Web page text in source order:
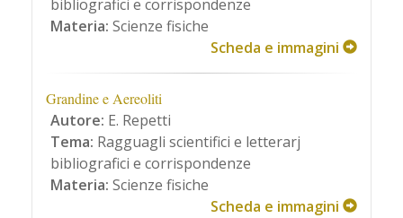
bibliografici e corrispondenze
Materia: Scienze fisiche
Scheda e immagini
Grandine e Aereoliti
Autore: E. Repetti
Tema: Ragguagli scientifici e letterarj
bibliografici e corrispondenze
Materia: Scienze fisiche
Scheda e immagini